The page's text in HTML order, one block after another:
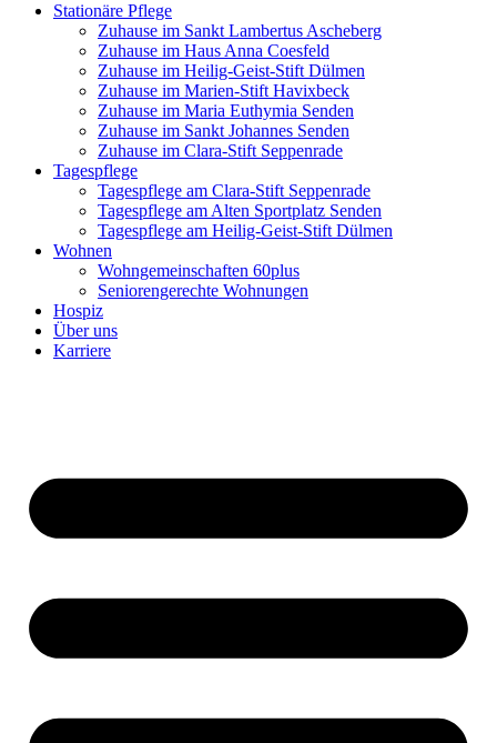
Stationäre Pflege
Zuhause im Sankt Lambertus Ascheberg
Zuhause im Haus Anna Coesfeld
Zuhause im Heilig-Geist-Stift Dülmen
Zuhause im Marien-Stift Havixbeck
Zuhause im Maria Euthymia Senden
Zuhause im Sankt Johannes Senden
Zuhause im Clara-Stift Seppenrade
Tagespflege
Tagespflege am Clara-Stift Seppenrade
Tagespflege am Alten Sportplatz Senden
Tagespflege am Heilig-Geist-Stift Dülmen
Wohnen
Wohngemeinschaften 60plus
Seniorengerechte Wohnungen
Hospiz
Über uns
Karriere